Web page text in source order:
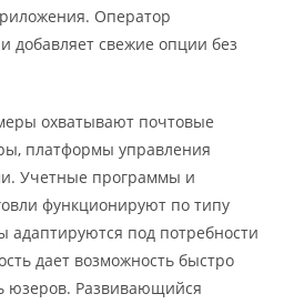
Оператор
добавляет свежие опции без
охватывают почтовые
платформы управления
Учетные программы и
функционируют по типу
под потребности
дает возможность быстро
юзеров. Развивающийся